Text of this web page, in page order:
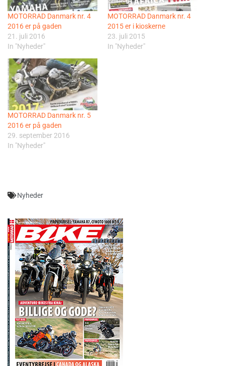
MOTORRAD Danmark nr. 4
2016 er på gaden
21. juli 2016
In "Nyheder"
MOTORRAD Danmark nr. 4
2015 er i kioskerne
23. juli 2015
In "Nyheder"
MOTORRAD Danmark nr. 5
2016 er på gaden
29. september 2016
In "Nyheder"
Nyheder